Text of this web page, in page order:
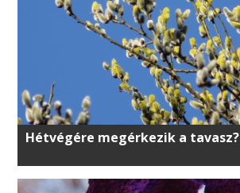
Hétvégére megérkezik a tavasz?